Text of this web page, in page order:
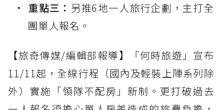
重點三： 另推6地一人旅行企劃，主打全
團單人報名。
【旅奇傳媒/編輯部報導】「何時旅遊」宣布
11/11起，全線行程（國內及輕裝上陣系列除
外）實施「領隊不配房」新制。更打破過去